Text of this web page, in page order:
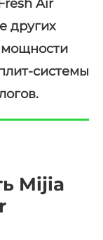
Air
других
системы
Mijia